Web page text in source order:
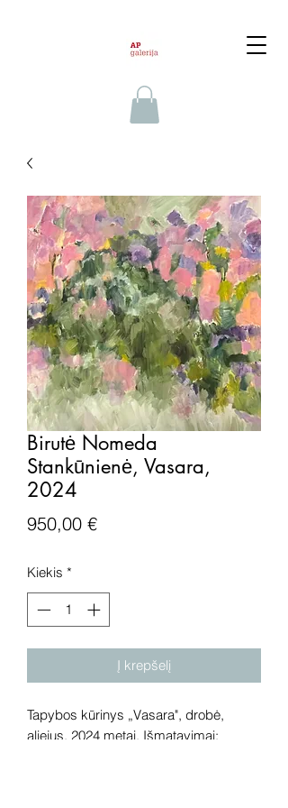
Birutė Nomeda
Stankūnienė, Vasara,
2024
950,00 €Price
Kiekis *
Į krepšelį
Tapybos kūrinys „Vasara", drobė,
aliejus, 2024 metai. Išmatavimai: